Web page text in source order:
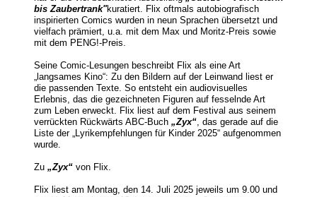
bis Zaubertrank"kuratiert. Flix oftmals autobiografisch
inspirierten Comics wurden in neun Sprachen übersetzt und
vielfach prämiert, u.a. mit dem Max und Moritz-Preis sowie
mit dem PENG!-Preis.
Seine Comic-Lesungen beschreibt Flix als eine Art
„langsames Kino“: Zu den Bildern auf der Leinwand liest er
die passenden Texte. So entsteht ein audiovisuelles
Erlebnis, das die gezeichneten Figuren auf fesselnde Art
zum Leben erweckt. Flix liest auf dem Festival aus seinem
verrückten Rückwärts ABC-Buch „Zyx“, das gerade auf die
Liste der „Lyrikempfehlungen für Kinder 2025“ aufgenommen
wurde.
Zu „Zyx“ von Flix.
Flix liest am Montag, den 14. Juli 2025 jeweils um 9.00 und